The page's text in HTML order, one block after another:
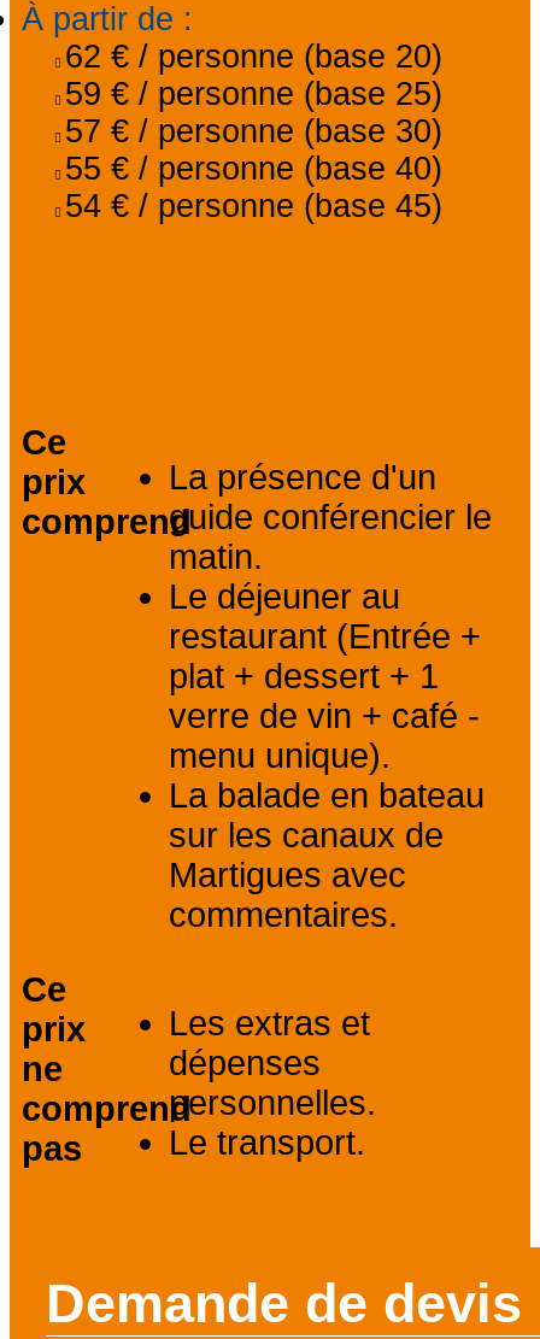
À partir de :
62 € / personne (base 20)
59 € / personne (base 25)
57 € / personne (base 30)
55 € / personne (base 40)
54 € / personne (base 45)
Ce
prix
comprend
La présence d'un
guide conférencier le
matin.
Le déjeuner au
restaurant (Entrée +
plat + dessert + 1
verre de vin + café -
menu unique).
La balade en bateau
sur les canaux de
Martigues avec
commentaires.
Ce
prix
ne
comprend
pas
Les extras et
dépenses
personnelles.
Le transport.
Demande de devis